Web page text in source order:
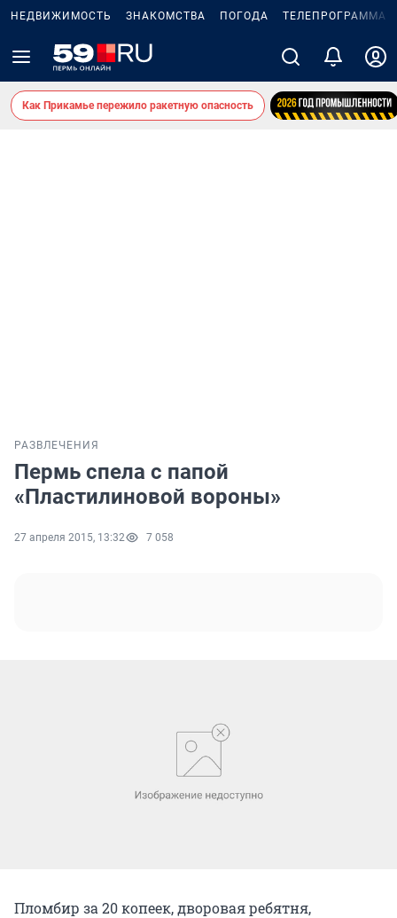
НЕДВИЖИМОСТЬ ЗНАКОМСТВА ПОГОДА ТЕЛЕПРОГРАММА
Как Прикамье пережило ракетную опасность
РАЗВЛЕЧЕНИЯ
Пермь спела с папой
«Пластилиновой вороны»
27 апреля 2015, 13:32 7 058
Пломбир за 20 копеек, дворовая ребятня,